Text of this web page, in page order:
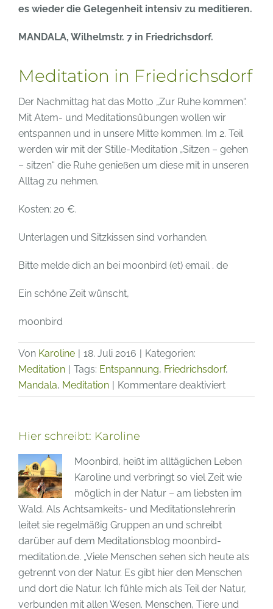
es wieder die Gelegenheit intensiv zu meditieren.
MANDALA, Wilhelmstr. 7 in Friedrichsdorf.
Meditation in Friedrichsdorf
Der Nachmittag hat das Motto „Zur Ruhe kommen“.
Mit Atem- und Meditationsübungen wollen wir
entspannen und in unsere Mitte kommen. Im 2. Teil
werden wir mit der Stille-Meditation „Sitzen – gehen
– sitzen“ die Ruhe genießen um diese mit in unseren
Alltag zu nehmen.
Kosten: 20 €.
Unterlagen und Sitzkissen sind vorhanden.
Bitte melde dich an bei moonbird (et) email . de
Ein schöne Zeit wünscht,
moonbird
Von Karoline | 18. Juli 2016 | Kategorien:
Meditation | Tags: Entspannung, Friedrichsdorf,
Mandala, Meditation | Kommentare deaktiviertfür
Meditation
Samstag
23.07.2016
Hier schreibt: Karoline
Moonbird, heißt im alltäglichen Leben
Karoline und verbringt so viel Zeit wie
möglich in der Natur – am liebsten im
Wald. Als Achtsamkeits- und Meditationslehrerin
leitet sie regelmäßig Gruppen an und schreibt
darüber auf dem Meditationsblog moonbird-
meditation.de. „Viele Menschen sehen sich heute als
getrennt von der Natur. Es gibt hier den Menschen
und dort die Natur. Ich fühle mich als Teil der Natur,
verbunden mit allen Wesen. Menschen, Tiere und